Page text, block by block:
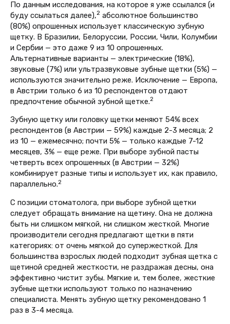
По данным исследования, на которое я уже ссылался (и
буду ссылаться далее),2 абсолютное большинство
(80%) опрошенных использует классическую зубную
щетку. В Бразилии, Белоруссии, России, Чили, Колумбии
и Сербии — это даже 9 из 10 опрошенных.
Альтернативные варианты — электрические (18%),
звуковые (7%) или ультразвуковые зубные щетки (5%) —
используются значительно реже. Исключение — Европа,
в Австрии только 6 из 10 респондентов отдают
предпочтение обычной зубной щетке.2
Зубную щетку или головку щетки меняют 54% всех
респондентов (в Австрии — 59%) каждые 2-3 месяца; 2
из 10 — ежемесячно; почти 5% — только каждые 7-12
месяцев, 3% — еще реже. При выборе зубной пасты
четверть всех опрошенных (в Австрии — 32%)
комбинирует разные типы и использует их, как правило,
параллельно.2
С позиции стоматолога, при выборе зубной щетки
следует обращать внимание на щетину. Она не должна
быть ни слишком мягкой, ни слишком жесткой. Многие
производители сегодня предлагают щетки в пяти
категориях: от очень мягкой до супержесткой. Для
большинства взрослых людей подходит зубная щетка с
щетиной средней жесткости, не раздражая десны, она
эффективно чистит зубы. Мягкие и, тем более, жесткие
зубные щетки используют только по назначению
специалиста. Менять зубную щетку рекомендовано 1
раз в 3-4 месяца.